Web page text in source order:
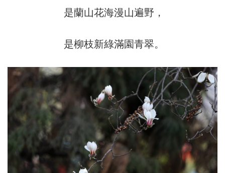
是蘭山花海漫山遍野，
是柳枝新綠滿園青翠。